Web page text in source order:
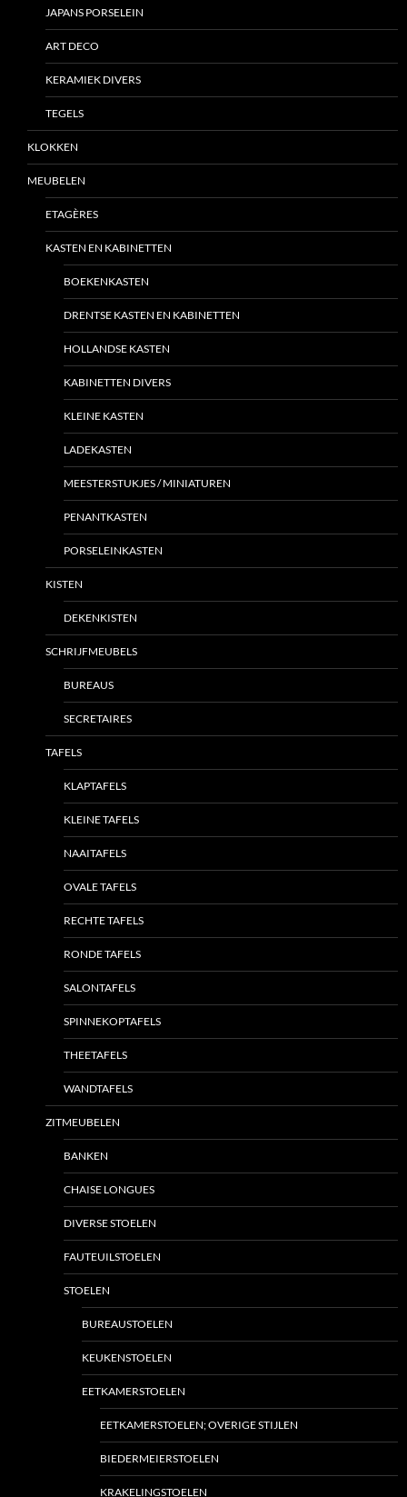
JAPANS PORSELEIN
ART DECO
KERAMIEK DIVERS
TEGELS
KLOKKEN
MEUBELEN
ETAGÈRES
KASTEN EN KABINETTEN
BOEKENKASTEN
DRENTSE KASTEN EN KABINETTEN
HOLLANDSE KASTEN
KABINETTEN DIVERS
KLEINE KASTEN
LADEKASTEN
MEESTERSTUKJES / MINIATUREN
PENANTKASTEN
PORSELEINKASTEN
KISTEN
DEKENKISTEN
SCHRIJFMEUBELS
BUREAUS
SECRETAIRES
TAFELS
KLAPTAFELS
KLEINE TAFELS
NAAITAFELS
OVALE TAFELS
RECHTE TAFELS
RONDE TAFELS
SALONTAFELS
SPINNEKOPTAFELS
THEETAFELS
WANDTAFELS
ZITMEUBELEN
BANKEN
CHAISE LONGUES
DIVERSE STOELEN
FAUTEUILSTOELEN
STOELEN
BUREAUSTOELEN
KEUKENSTOELEN
EETKAMERSTOELEN
EETKAMERSTOELEN; OVERIGE STIJLEN
BIEDERMEIERSTOELEN
KRAKELINGSTOELEN